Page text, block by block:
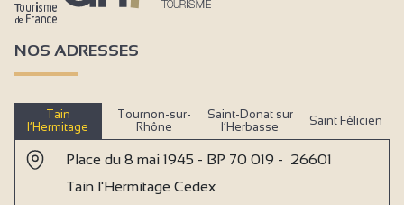
NOS ADRESSES
Tain
l’Hermitage
Tournon-sur-
Rhône
Saint-Donat sur
l’Herbasse
Saint Félicien
Place du 8 mai 1945 - BP 70 019 - 26601
Tain l'Hermitage Cedex